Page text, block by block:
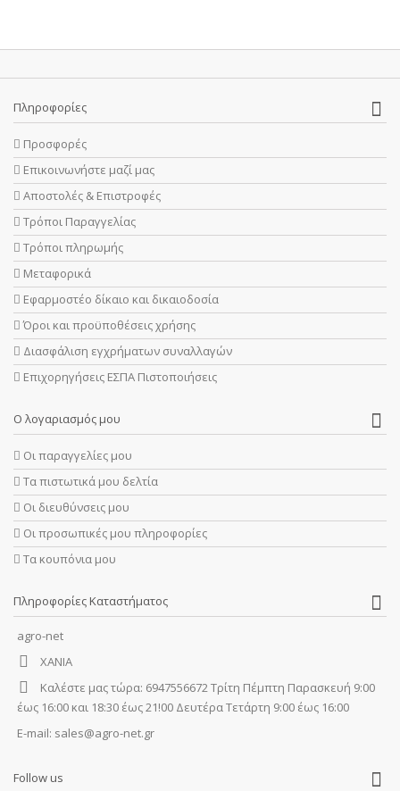
Πληροφορίες
Προσφορές
Επικοινωνήστε μαζί μας
Αποστολές & Επιστροφές
Τρόποι Παραγγελίας
Τρόποι πληρωμής
Μεταφορικά
Εφαρμοστέο δίκαιο και δικαιοδοσία
Όροι και προϋποθέσεις χρήσης
Διασφάλιση εγχρήματων συναλλαγών
Επιχορηγήσεις ΕΣΠΑ Πιστοποιήσεις
Ο λογαριασμός μου
Οι παραγγελίες μου
Τα πιστωτικά μου δελτία
Οι διευθύνσεις μου
Οι προσωπικές μου πληροφορίες
Τα κουπόνια μου
Πληροφορίες Καταστήματος
agro-net
ΧΑΝΙΑ
Καλέστε μας τώρα: 6947556672 Τρίτη Πέμπτη Παρασκευή 9:00
έως 16:00 και 18:30 έως 21!00 Δευτέρα Τετάρτη 9:00 έως 16:00
E-mail: sales@agro-net.gr
Follow us